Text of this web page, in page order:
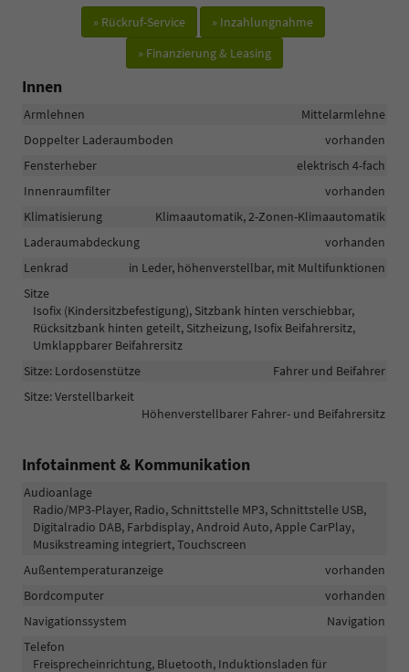
» Rückruf-Service
» Inzahlungnahme
» Finanzierung & Leasing
Innen
Armlehnen
Mittelarmlehne
Doppelter Laderaumboden
vorhanden
Fensterheber
elektrisch 4-fach
Innenraumfilter
vorhanden
Klimatisierung
Klimaautomatik, 2-Zonen-Klimaautomatik
Laderaumabdeckung
vorhanden
Lenkrad
in Leder, höhenverstellbar, mit Multifunktionen
Sitze
Isofix (Kindersitzbefestigung), Sitzbank hinten verschiebbar,
Rücksitzbank hinten geteilt, Sitzheizung, Isofix Beifahrersitz,
Umklappbarer Beifahrersitz
Sitze: Lordosenstütze
Fahrer und Beifahrer
Sitze: Verstellbarkeit
Höhenverstellbarer Fahrer- und Beifahrersitz
Infotainment & Kommunikation
Audioanlage
Radio/MP3-Player, Radio, Schnittstelle MP3, Schnittstelle USB,
Digitalradio DAB, Farbdisplay, Android Auto, Apple CarPlay,
Musikstreaming integriert, Touchscreen
Außentemperaturanzeige
vorhanden
Bordcomputer
vorhanden
Navigationssystem
Navigation
Telefon
Freisprecheinrichtung, Bluetooth, Induktionsladen für